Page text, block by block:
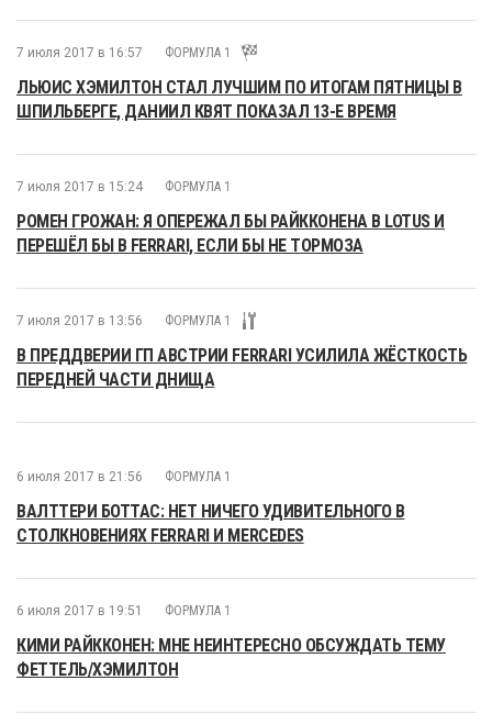
7 июля 2017 в 16:57 ФОРМУЛА 1
ЛЬЮИС ХЭМИЛТОН СТАЛ ЛУЧШИМ ПО ИТОГАМ ПЯТНИЦЫ В
ШПИЛЬБЕРГЕ, ДАНИИЛ КВЯТ ПОКАЗАЛ 13-Е ВРЕМЯ
7 июля 2017 в 15:24 ФОРМУЛА 1
РОМЕН ГРОЖАН: Я ОПЕРЕЖАЛ БЫ РАЙККОНЕНА В LOTUS И
ПЕРЕШЁЛ БЫ В FERRARI, ЕСЛИ БЫ НЕ ТОРМОЗА
7 июля 2017 в 13:56 ФОРМУЛА 1
В ПРЕДДВЕРИИ ГП АВСТРИИ FERRARI УСИЛИЛА ЖЁСТКОСТЬ
ПЕРЕДНЕЙ ЧАСТИ ДНИЩА
6 июля 2017 в 21:56 ФОРМУЛА 1
ВАЛТТЕРИ БОТТАС: НЕТ НИЧЕГО УДИВИТЕЛЬНОГО В
СТОЛКНОВЕНИЯХ FERRARI И MERCEDES
6 июля 2017 в 19:51 ФОРМУЛА 1
КИМИ РАЙККОНЕН: МНЕ НЕИНТЕРЕСНО ОБСУЖДАТЬ ТЕМУ
ФЕТТЕЛЬ/ХЭМИЛТОН